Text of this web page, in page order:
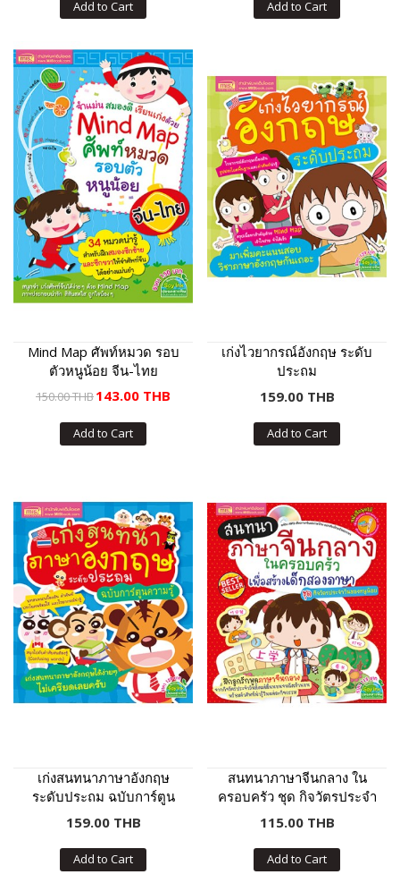
Add to Cart Add to Cart
Mind Map ศัพท์หมวด รอบ
ตัวหนูน้อย จีน-ไทย
150.00 THB143.00 THB
Add to Cart
เก่งไวยากรณ์อังกฤษ ระดับ
ประถม
159.00 THB
Add to Cart
เก่งสนทนาภาษาอังกฤษ
ระดับประถม ฉบับการ์ตูน
ความรู้
159.00 THB
Add to Cart
สนทนาภาษาจีนกลาง ใน
ครอบครัว ชุด กิจวัตรประจำ
วัน ของหนูน้อย
115.00 THB
Add to Cart